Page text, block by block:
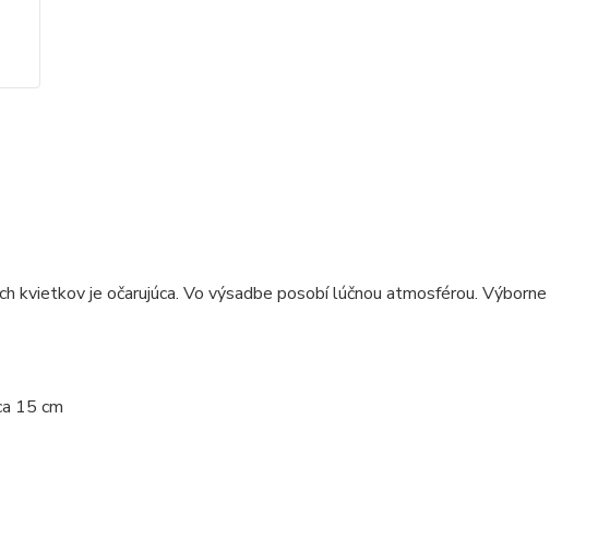
kvietkov je očarujúca. Vo výsadbe posobí lúčnou atmosférou. Výborne
15 cm